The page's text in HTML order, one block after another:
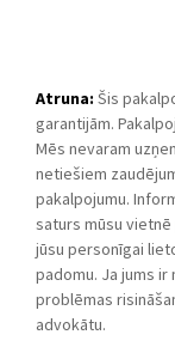
Atruna: Šis
garantijām.
Mēs nevaram
netiešiem
pakalpojumu.
saturs mūsu
jūsu personīgai
padomu. Ja jums
problēmas
advokātu.